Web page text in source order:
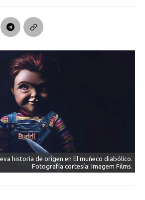
historia de origen en El muñeco diabólico.
Fotografía cortesía: Imagem Films.